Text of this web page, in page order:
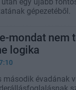
gépezetéből.
mondat nem
logika
második évadának